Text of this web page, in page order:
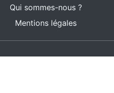
Qui sommes-nous ?
Mentions légales